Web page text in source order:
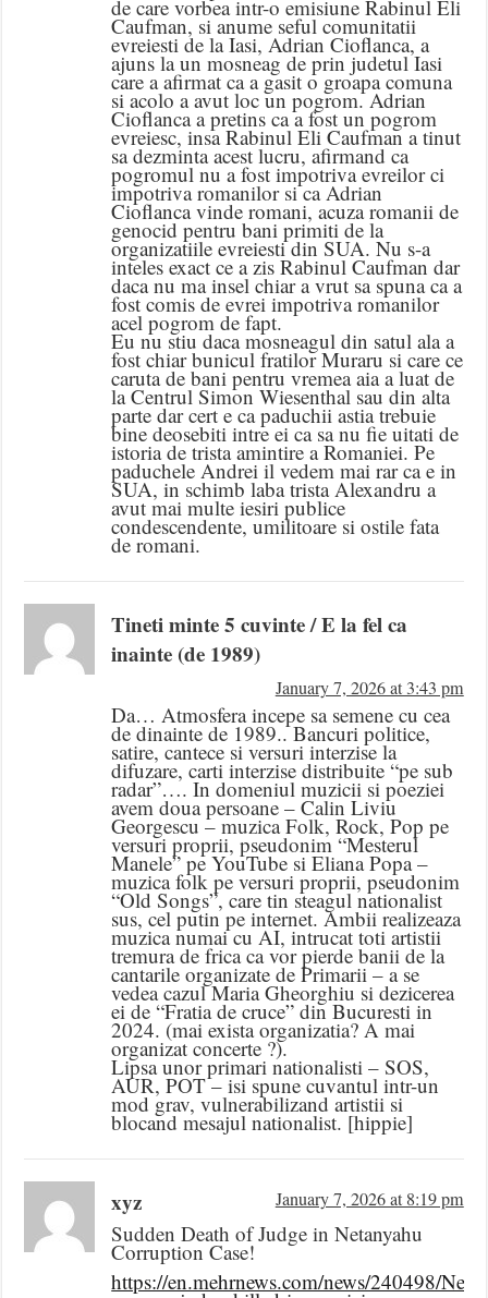
de care vorbea intr-o emisiune Rabinul Eli
Caufman, si anume seful comunitatii
evreiesti de la Iasi, Adrian Cioflanca, a
ajuns la un mosneag de prin judetul Iasi
care a afirmat ca a gasit o groapa comuna
si acolo a avut loc un pogrom. Adrian
Cioflanca a pretins ca a fost un pogrom
evreiesc, insa Rabinul Eli Caufman a tinut
sa dezminta acest lucru, afirmand ca
pogromul nu a fost impotriva evreilor ci
impotriva romanilor si ca Adrian
Cioflanca vinde romani, acuza romanii de
genocid pentru bani primiti de la
organizatiile evreiesti din SUA. Nu s-a
inteles exact ce a zis Rabinul Caufman dar
daca nu ma insel chiar a vrut sa spuna ca a
fost comis de evrei impotriva romanilor
acel pogrom de fapt.
Eu nu stiu daca mosneagul din satul ala a
fost chiar bunicul fratilor Muraru si care ce
caruta de bani pentru vremea aia a luat de
la Centrul Simon Wiesenthal sau din alta
parte dar cert e ca paduchii astia trebuie
bine deosebiti intre ei ca sa nu fie uitati de
istoria de trista amintire a Romaniei. Pe
paduchele Andrei il vedem mai rar ca e in
SUA, in schimb laba trista Alexandru a
avut mai multe iesiri publice
condescendente, umilitoare si ostile fata
de romani.
Tineti minte 5 cuvinte / E la fel ca
inainte (de 1989)
January 7, 2026 at 3:43 pm
Da… Atmosfera incepe sa semene cu cea
de dinainte de 1989.. Bancuri politice,
satire, cantece si versuri interzise la
difuzare, carti interzise distribuite “pe sub
radar”…. In domeniul muzicii si poeziei
avem doua persoane – Calin Liviu
Georgescu – muzica Folk, Rock, Pop pe
versuri proprii, pseudonim “Mesterul
Manele” pe YouTube si Eliana Popa –
muzica folk pe versuri proprii, pseudonim
“Old Songs”, care tin steagul nationalist
sus, cel putin pe internet. Ambii realizeaza
muzica numai cu AI, intrucat toti artistii
tremura de frica ca vor pierde banii de la
cantarile organizate de Primarii – a se
vedea cazul Maria Gheorghiu si dezicerea
ei de “Fratia de cruce” din Bucuresti in
2024. (mai exista organizatia? A mai
organizat concerte ?).
Lipsa unor primari nationalisti – SOS,
AUR, POT – isi spune cuvantul intr-un
mod grav, vulnerabilizand artistii si
blocand mesajul nationalist. [hippie]
xyz January 7, 2026 at 8:19 pm
Sudden Death of Judge in Netanyahu
Corruption Case!
https://en.mehrnews.com/news/240498/